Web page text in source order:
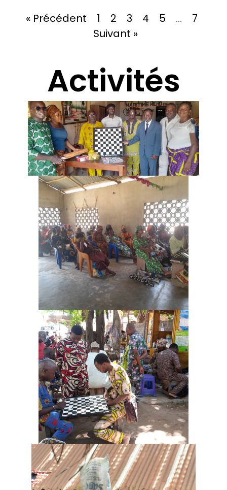
« Précédent 1 2 3 4 5 …
7
Suivant »
Activités